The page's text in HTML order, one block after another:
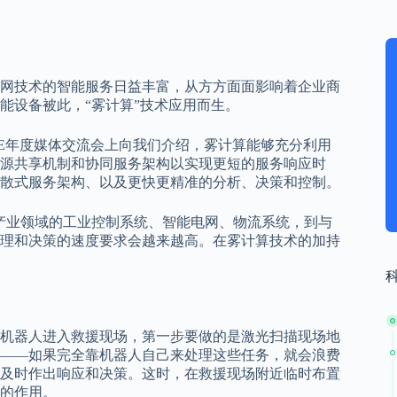
技术的智能服务日益丰富，从方方面面影响着企业商
备被此，“雾计算”技术应用而生。
度媒体交流会上向我们介绍，雾计算能够充分利用
共享机制和协同服务架构以实现更短的服务响应时
服务架构、以及更快更精准的分析、决策和控制。
领域的工业控制系统、智能电网、物流系统，到与
和决策的速度要求会越来越高。在雾计算技术的加持
器人进入救援现场，第一步要做的是激光扫描现场地
如果完全靠机器人自己来处理这些任务，就会浪费
时作出响应和决策。这时，在救援现场附近临时布置
作用。